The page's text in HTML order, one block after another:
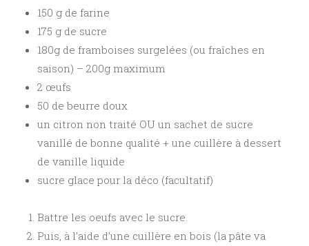
150 g de farine
175 g de sucre
180g de framboises surgelées (ou fraîches en
saison) – 200g maximum
2 œufs
50 de beurre doux
un citron non traité OU un sachet de sucre
vanillé de bonne qualité + une cuillère à dessert
de vanille liquide
sucre glace pour la déco (facultatif)
Battre les oeufs avec le sucre.
Puis, à l’aide d’une cuillère en bois (la pâte va